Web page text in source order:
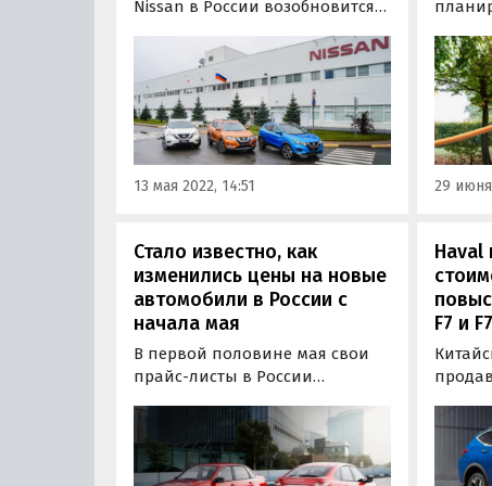
Nissan в России возобновится
года. Об этом сообщает
издание Automotive News со
ссылкой на генерального
директора Nissan Макото
Учиду.
13 мая 2022, 14:51
2024
новой
млрд
29
Стало известно, как
изменились цены на новые
автомобили в России с
начала мая
В первой половине мая свои
прайс-листы в России
автопроизводителей, в том
числе четыре китайских. Об
этом узнали «Автоновости
Haval
F7 и
года